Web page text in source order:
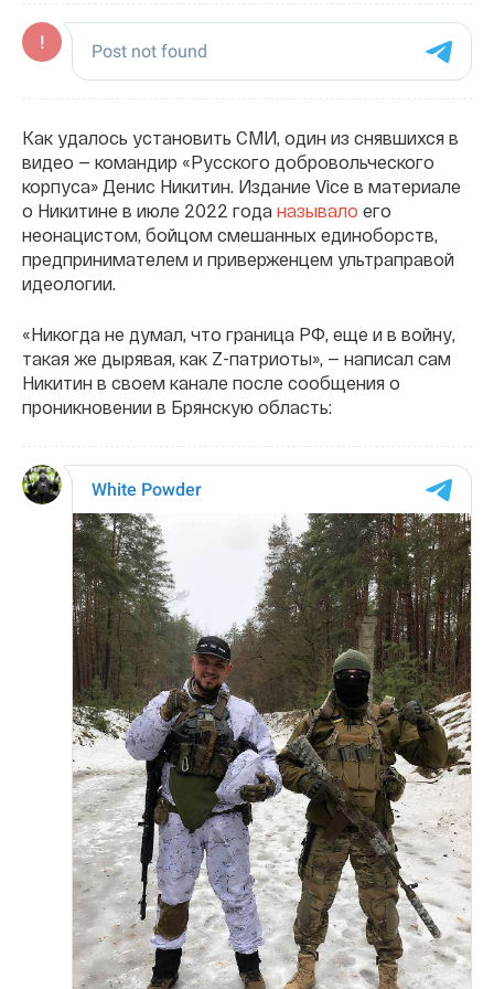
Как удалось установить СМИ, один из снявшихся в
видео — командир «Русского добровольческого
корпуса» Денис Никитин. Издание Vice в материале
о Никитине в июле 2022 года называло его
неонацистом, бойцом смешанных единоборств,
предпринимателем и приверженцем ультраправой
идеологии.
«Никогда не думал, что граница РФ, еще и в войну,
такая же дырявая, как Z-патриоты», — написал сам
Никитин в своем канале после сообщения о
проникновении в Брянскую область: